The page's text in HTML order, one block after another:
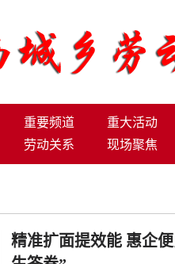
重要频道 重大活动
劳动关系 现场聚焦
精准扩面提效能 惠企